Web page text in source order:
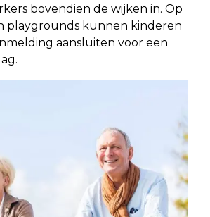
bovendien de wijken in. Op
playgrounds kunnen kinderen
aansluiten voor een